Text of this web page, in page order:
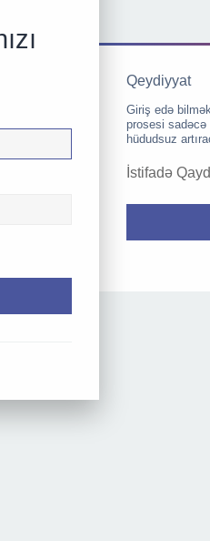
Qeydiyyat
Giriş edə
prosesi sadəcə
hüdudsuz
İstifadə